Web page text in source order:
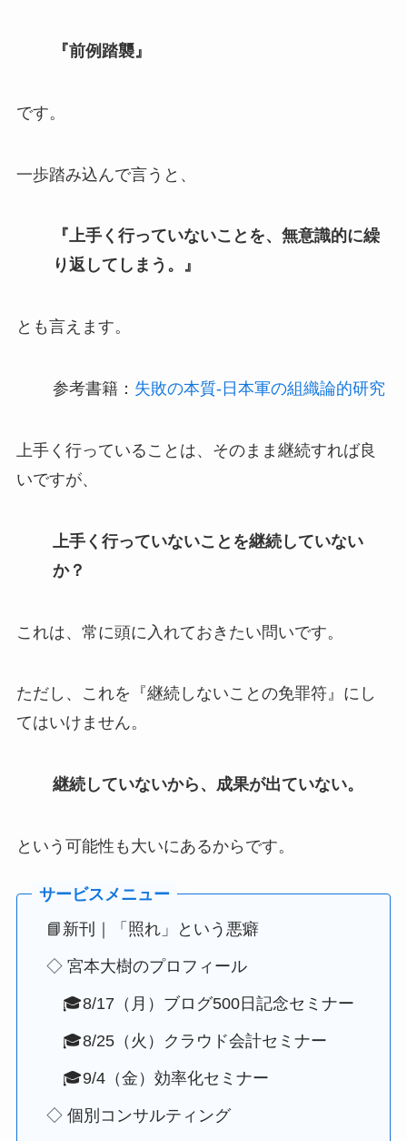
『前例踏襲』
です。
一歩踏み込んで言うと、
『上手く行っていないことを、無意識的に繰
り返してしまう。』
とも言えます。
参考書籍： 失敗の本質-日本軍の組織論的研究
上手く行っていることは、そのまま継続すれば良
いですが、
上手く行っていないことを継続していない
か？
これは、常に頭に入れておきたい問いです。
ただし、これを『継続しないことの免罪符』にし
てはいけません。
継続していないから、成果が出ていない。
という可能性も大いにあるからです。
📘新刊｜「照れ」という悪癖
◇ 宮本大樹のプロフィール
🎓8/17（月）ブログ500日記念セミナー
🎓8/25（火）クラウド会計セミナー
🎓9/4（金）効率化セミナー
◇ 個別コンサルティング